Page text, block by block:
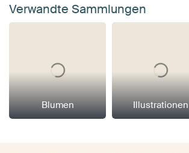
Verwandte Sammlungen
Blumen Illustrationen